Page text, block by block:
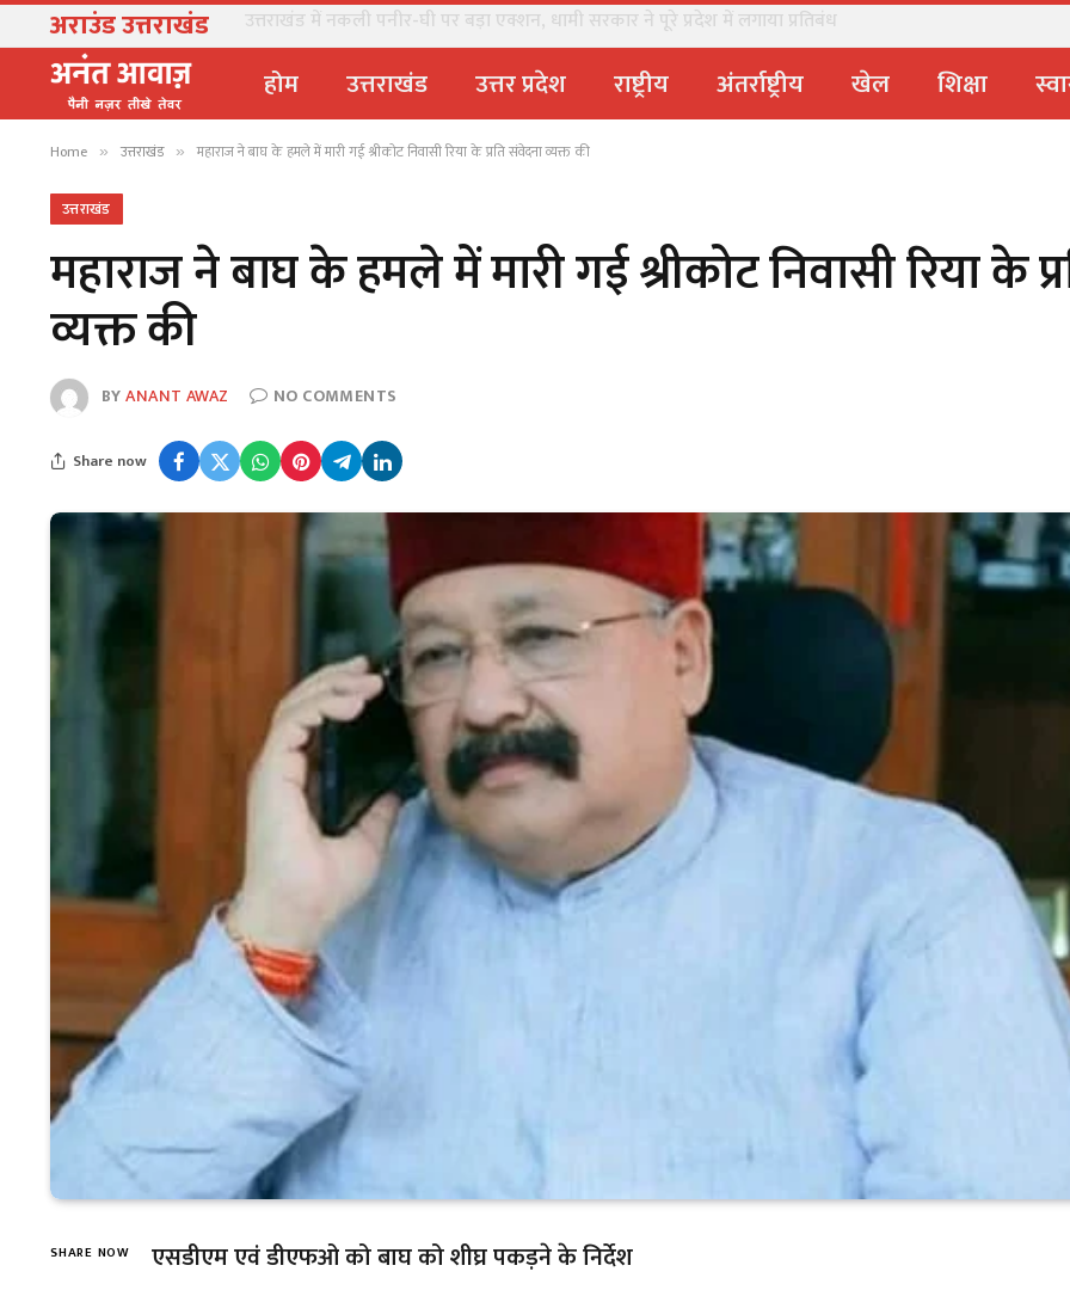
अराउंड उत्तराखंड उत्तराखंड में नकली पनीर-घी पर बड़ा एक्शन, धामी सरकार ने पूरे प्रदेश में लगाया प्रतिबंध
होम उत्तराखंड उत्तर प्रदेश राष्ट्रीय अंतर्राष्ट्रीय खेल शिक्षा
Home » उत्तराखंड » महाराज ने बाघ के हमले में मारी गई श्रीकोट निवासी रिया के प्रति संवेदना व्यक्त की
उत्तराखंड
महाराज ने बाघ के हमले में मारी गई श्रीकोट निवासी रिया के
व्यक्त की
BYANANT AWAZ NO COMMENTS
Share now
SHARE NOW
एसडीएम एवं डीएफओ को बाघ को शीघ्र पकड़ने के निर्देश